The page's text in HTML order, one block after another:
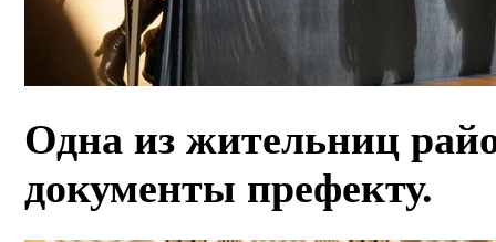
Одна из жительниц
документы префекту.